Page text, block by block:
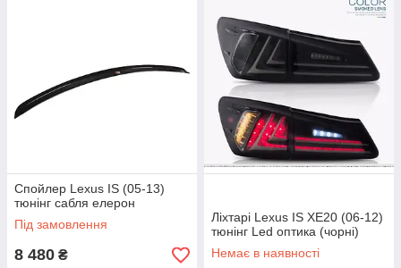
Спойлер Lexus IS (05-13)
тюнінг сабля елерон
Під замовлення
8 480 ₴
Ліхтарі Lexus IS XE20 (06-12)
тюнінг Led оптика (чорні)
Немає в наявності